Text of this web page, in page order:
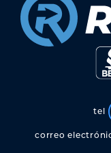
tel
correo